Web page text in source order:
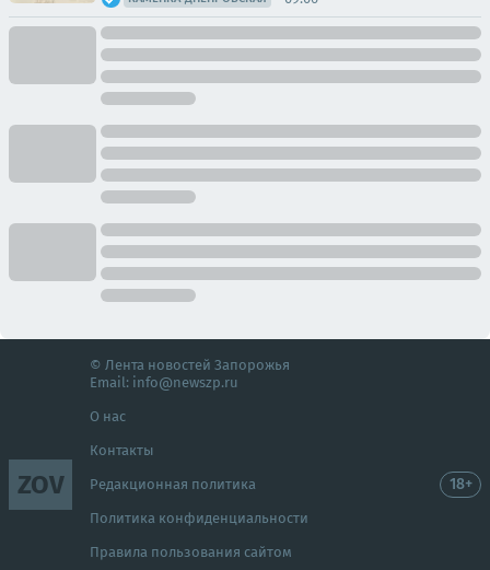
ZOV
© Лента новостей Запорожья
Email: info@newszp.ru
О нас
Контакты
Редакционная политика
Политика конфиденциальности
Правила пользования сайтом
18+